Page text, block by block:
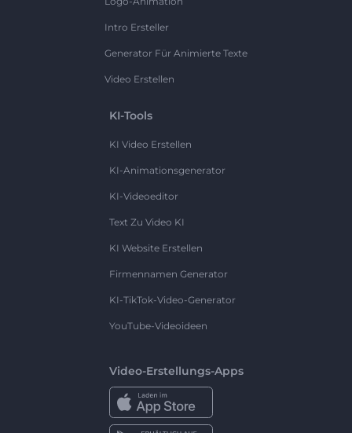
Intro Ersteller
Generator Für Animierte Texte
Video Erstellen
KI-Tools
KI Video Erstellen
KI-Animationsgenerator
KI-Videoeditor
Text Zu Video KI
KI Website Erstellen
Firmennamen Generator
KI-TikTok-Video-Generator
YouTube-Videoideen
Video-Erstellungs-Apps